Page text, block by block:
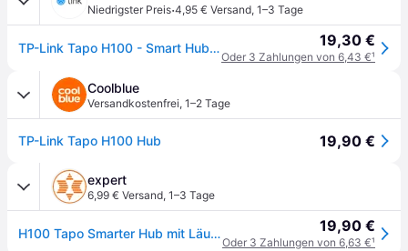
Niedrigster Preis·4,95 € Versand, 1–3 Tage
TP-Link Tapo H100 - Smart Hub mit integrierter Sirene - Weiß 19,30 €
Oder 3 Zahlungen von 6,43 €¹
Coolblue
Versandkostenfrei, 1–2 Tage
TP-Link Tapo H100 Hub 19,90 €
expert
6,99 € Versand, 1–3 Tage
H100 Tapo Smarter Hub mit Läuten 19,90 €
Oder 3 Zahlungen von 6,63 €¹